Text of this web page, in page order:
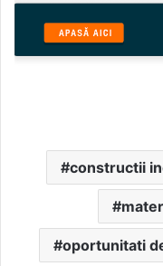
constructii
oportunitati